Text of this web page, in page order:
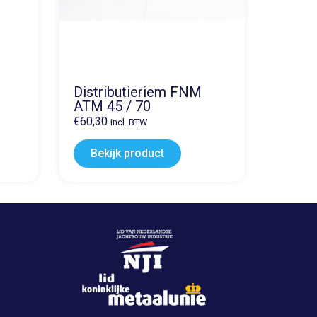
Distributieriem FNM
ATM 45 / 70
€60,30 incl. BTW
Bekijk product